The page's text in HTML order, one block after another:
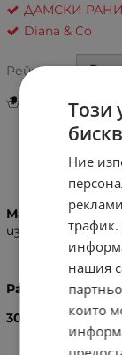
Инструкции
ДАМСКИ
Diana & Co
Рейтинг:
Материал:
изключително
Размери:
30
X15 см
Този
Ние
нашия
които